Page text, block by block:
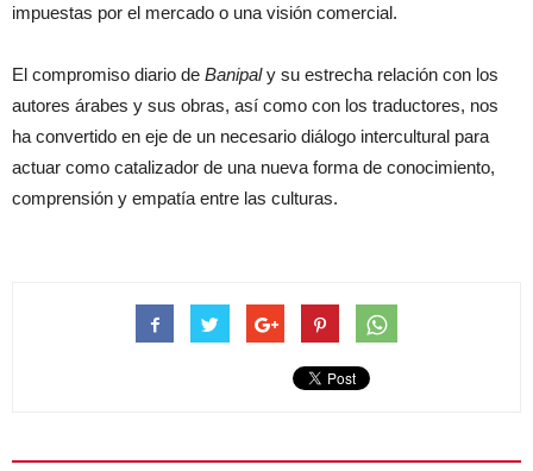
impuestas por el mercado o una visión comercial.
El compromiso diario de Banipaly su estrecha relación con los
autores árabes y sus obras, así como con los traductores, nos
ha convertido en eje de un necesario diálogo intercultural para
actuar como catalizador de una nueva forma de conocimiento,
comprensión y empatía entre las culturas.